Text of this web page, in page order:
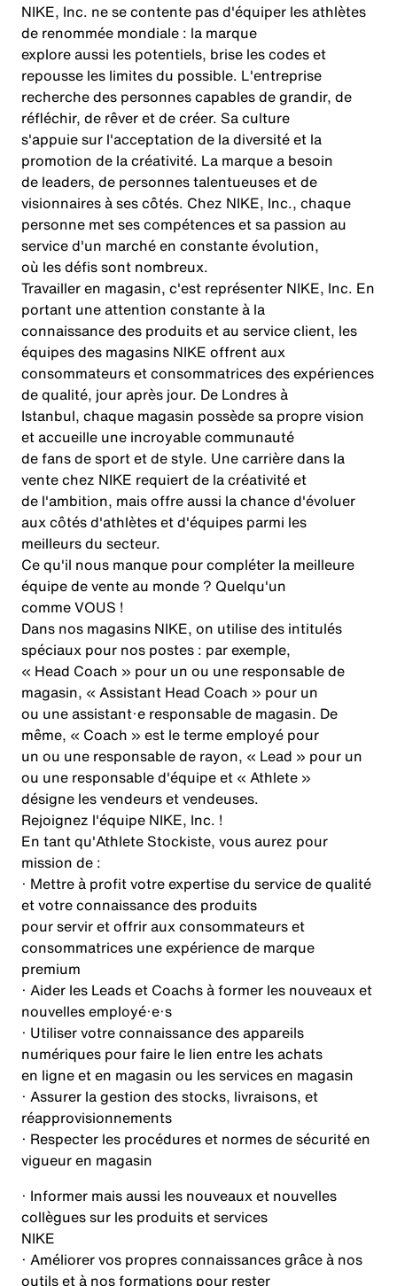
NIKE, Inc. ne se contente pas d'équiper les athlètes
de renommée mondiale : la marque
explore aussi les potentiels, brise les codes et
repousse les limites du possible. L'entreprise
recherche des personnes capables de grandir, de
réfléchir, de rêver et de créer. Sa culture
s'appuie sur l'acceptation de la diversité et la
promotion de la créativité. La marque a besoin
de leaders, de personnes talentueuses et de
visionnaires à ses côtés. Chez NIKE, Inc., chaque
personne met ses compétences et sa passion au
service d'un marché en constante évolution,
où les défis sont nombreux.
Travailler en magasin, c'est représenter NIKE, Inc. En
portant une attention constante à la
connaissance des produits et au service client, les
équipes des magasins NIKE offrent aux
consommateurs et consommatrices des expériences
de qualité, jour après jour. De Londres à
Istanbul, chaque magasin possède sa propre vision
et accueille une incroyable communauté
de fans de sport et de style. Une carrière dans la
vente chez NIKE requiert de la créativité et
de l'ambition, mais offre aussi la chance d'évoluer
aux côtés d'athlètes et d'équipes parmi les
meilleurs du secteur.
Ce qu'il nous manque pour compléter la meilleure
équipe de vente au monde ? Quelqu'un
comme VOUS !
Dans nos magasins NIKE, on utilise des intitulés
spéciaux pour nos postes : par exemple,
« Head Coach » pour un ou une responsable de
magasin, « Assistant Head Coach » pour un
ou une assistant·e responsable de magasin. De
même, « Coach » est le terme employé pour
un ou une responsable de rayon, « Lead » pour un
ou une responsable d'équipe et « Athlete »
désigne les vendeurs et vendeuses.
Rejoignez l'équipe NIKE, Inc. !
En tant qu'Athlete Stockiste, vous aurez pour
mission de :
· Mettre à profit votre expertise du service de qualité
et votre connaissance des produits
pour servir et offrir aux consommateurs et
consommatrices une expérience de marque
premium
· Aider les Leads et Coachs à former les nouveaux et
nouvelles employé·e·s
· Utiliser votre connaissance des appareils
numériques pour faire le lien entre les achats
en ligne et en magasin ou les services en magasin
· Assurer la gestion des stocks, livraisons, et
réapprovisionnements
· Respecter les procédures et normes de sécurité en
vigueur en magasin
· Informer mais aussi les nouveaux et nouvelles
collègues sur les produits et services
NIKE
· Améliorer vos propres connaissances grâce à nos
outils et à nos formations pour rester